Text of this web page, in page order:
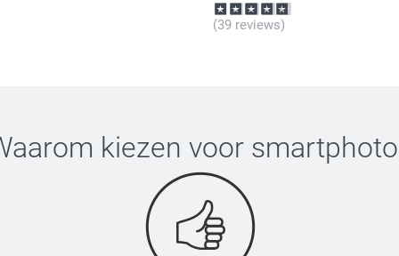
(39 reviews)
kiezen voor smartphoto